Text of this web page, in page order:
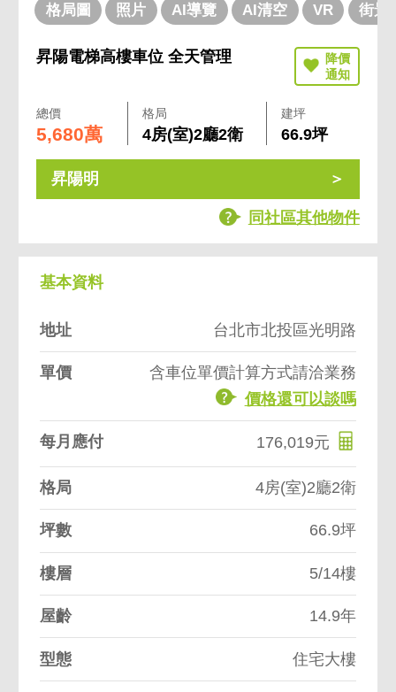
格局圖 照片 AI導覽 AI清空 VR 街景
昇陽電梯高樓車位 全天管理
總價
5,680萬
格局
4房(室)2廳2衛
建坪
66.9坪
昇陽明
同社區其他物件
基本資料
地址 台北市北投區光明路
單價
含車位單價計算方式請洽業務
價格還可以談嗎
每月應付 176,019元
格局 4房(室)2廳2衛
坪數 66.9坪
樓層 5/14樓
屋齡 14.9年
型態 住宅大樓